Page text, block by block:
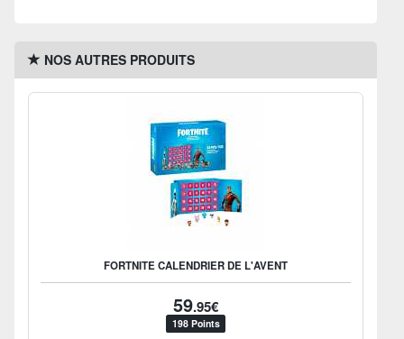
NOS AUTRES PRODUITS
FORTNITE CALENDRIER DE L'AVENT
59.95€
198 Points